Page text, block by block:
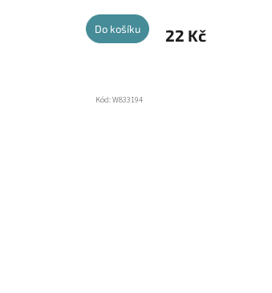
Do košíku 22 Kč
Kód:W833194